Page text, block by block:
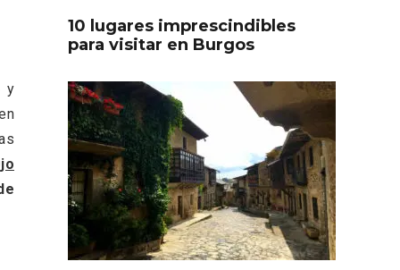
y
10 lugares imprescindibles
para visitar en Burgos
Feria del Vino de Toro 2026;
descubre “Otros Vinos de
Toro”